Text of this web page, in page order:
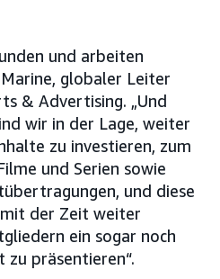
und arbeiten
globaler Leiter
& Advertising. „Und
wir in der Lage, weiter
zu investieren, zum
und Serien sowie
und diese
der Zeit weiter
ein sogar noch
präsentieren“.